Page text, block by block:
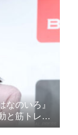
なのいろ』
と筋トレを